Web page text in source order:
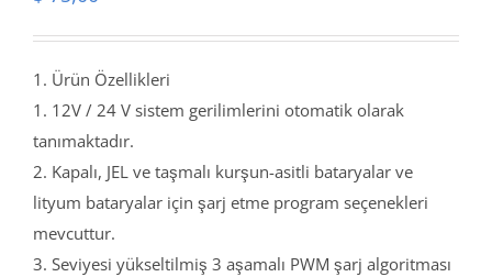
1. Ürün Özellikleri
1. 12V / 24 V sistem gerilimlerini otomatik olarak
tanımaktadır.
2. Kapalı, JEL ve taşmalı kurşun-asitli bataryalar ve
lityum bataryalar için şarj etme program seçenekleri
mevcuttur.
3. Seviyesi yükseltilmiş 3 aşamalı PWM şarj algoritması